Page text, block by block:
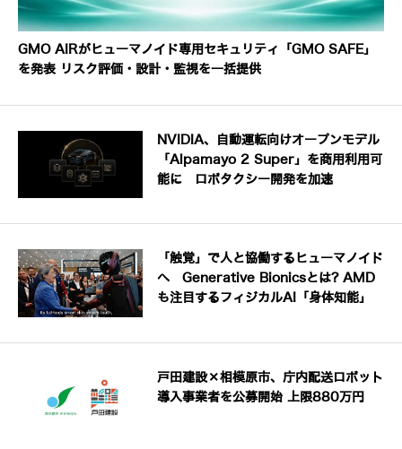
GMO AIRがヒューマノイド専用セキュリティ「GMO SAFE」
を発表 リスク評価・設計・監視を一括提供
NVIDIA、自動運転向けオープンモデル
「Alpamayo 2 Super」を商用利用可
能に ロボタクシー開発を加速
「触覚」で人と協働するヒューマノイド
へ Generative Bionicsとは? AMD
も注目するフィジカルAI「身体知能」
戸田建設×相模原市、庁内配送ロボット
導入事業者を公募開始 上限880万円